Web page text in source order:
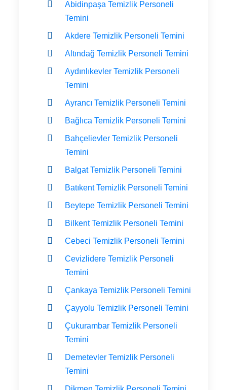
Abidinpaşa Temizlik Personeli
Temini
Akdere Temizlik Personeli Temini
Altındağ Temizlik Personeli Temini
Aydınlıkevler Temizlik Personeli
Temini
Ayrancı Temizlik Personeli Temini
Bağlıca Temizlik Personeli Temini
Bahçelievler Temizlik Personeli
Temini
Balgat Temizlik Personeli Temini
Batıkent Temizlik Personeli Temini
Beytepe Temizlik Personeli Temini
Bilkent Temizlik Personeli Temini
Cebeci Temizlik Personeli Temini
Cevizlidere Temizlik Personeli
Temini
Çankaya Temizlik Personeli Temini
Çayyolu Temizlik Personeli Temini
Çukurambar Temizlik Personeli
Temini
Demetevler Temizlik Personeli
Temini